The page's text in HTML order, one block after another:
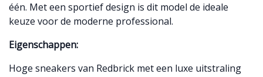
één. Met een sportief design is dit model de ideale
keuze voor de moderne professional.
Eigenschappen:
Hoge sneakers van Redbrick met een luxe uitstraling